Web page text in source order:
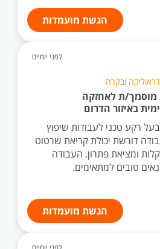
הגשת מועמדות
לפני יומיים
ובקרה
ת לאחזקה
באיזור הדרום
רקע טכני לעבודות שיפוץ
דורשת יכולת קריאת שרטוט
ומציאת פתרון. העבודה
טובים למתאימים.
הגשת מועמדות